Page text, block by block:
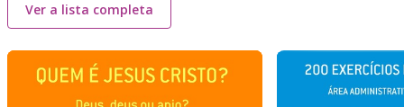
Ver a lista completa